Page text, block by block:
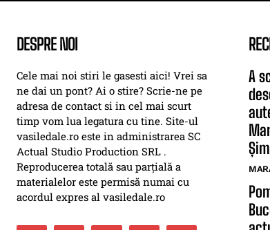
DESPRE NOI
Cele mai noi stiri le gasesti aici! Vrei sa
ne dai un pont? Ai o stire? Scrie-ne pe
adresa de contact si in cel mai scurt
timp vom lua legatura cu tine. Site-ul
vasiledale.ro este in administrarea SC
Actual Studio Production SRL .
Reproducerea totală sau parțială a
materialelor este permisă numai cu
acordul expres al vasiledale.ro
A